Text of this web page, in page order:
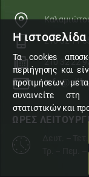
210 32 11
210 32 22
ΩΡΕΣ
Δευτ. –
Τρ. – Πεμ.
Η
Τα cookies
περιήγησης και
προτιμήσεων
συναινείτε
στατιστικών και